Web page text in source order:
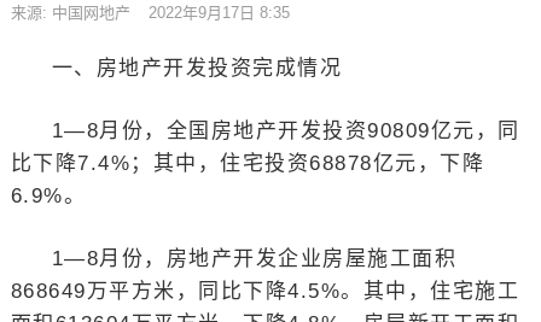
来源: 中国网地产 2022年9月17日 8:35
一、房地产开发投资完成情况
1—8月份，全国房地产开发投资90809亿元，同
比下降7.4%；其中，住宅投资68878亿元，下降
6.9%。
1—8月份，房地产开发企业房屋施工面积
868649万平方米，同比下降4.5%。其中，住宅施工